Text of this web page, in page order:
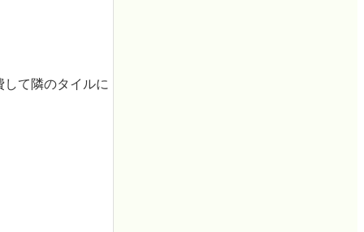
て隣のタイルに